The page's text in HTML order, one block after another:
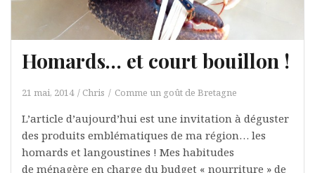
Homards… et court bouillon !
21 mai, 2014 Chris Comme un goût de Bretagne
L’article d’aujourd’hui est une invitation à déguster
des produits emblématiques de ma région… les
homards et langoustines ! Mes habitudes
de ménagère en charge du budget « nourriture » de